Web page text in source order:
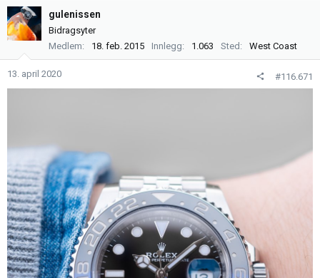
a
r
t
e
t
gulenissen
Bidragsyter
Medlem
18. feb. 2015 Innlegg 1.063 Sted West Coast
13. april 2020 #116.671